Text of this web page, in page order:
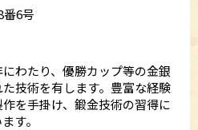
6号
わたり、優勝カップ等の金銀
技術を有します。豊富な経験
を手掛け、鍛金技術の習得に
す。